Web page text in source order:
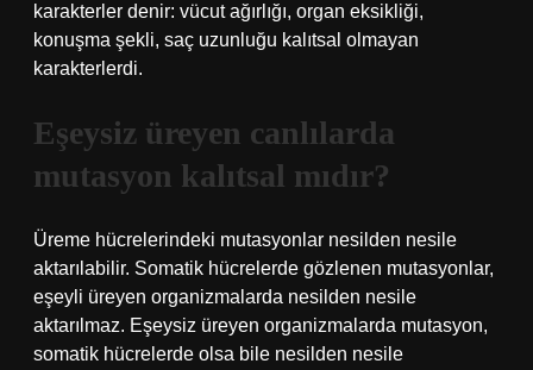
karakterler denir: vücut ağırlığı, organ eksikliği,
konuşma şekli, saç uzunluğu kalıtsal olmayan
karakterlerdi.
Eşeysiz üreyen canlılarda
mutasyon kalıtsal mıdır?
Üreme hücrelerindeki mutasyonlar nesilden nesile
aktarılabilir. Somatik hücrelerde gözlenen mutasyonlar,
eşeyli üreyen organizmalarda nesilden nesile
aktarılmaz. Eşeysiz üreyen organizmalarda mutasyon,
somatik hücrelerde olsa bile nesilden nesile